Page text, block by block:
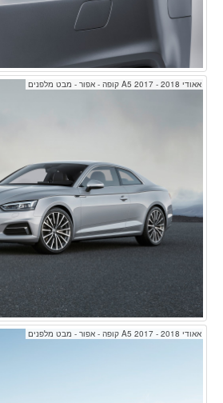
אאודי A5 2017 - 2018 קופה - אפור - מבט מלפנים
אאודי A5 2017 - 2018 קופה - אפור - מבט מלפנים